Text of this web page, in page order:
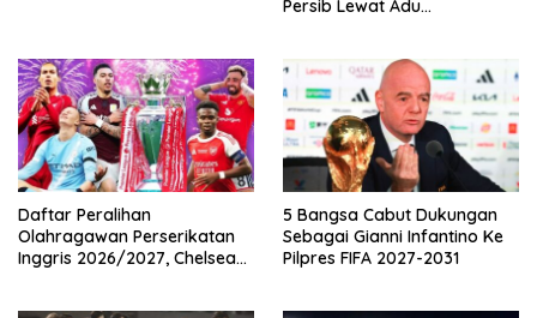
Persib Lewat Adu
Daftar Peralihan
Olahragawan Perserikatan
Inggris 2026/2027, Chelsea
5 Bangsa Cabut Dukungan
Sebagai Gianni Infantino Ke
Pilpres FIFA 2027-2031